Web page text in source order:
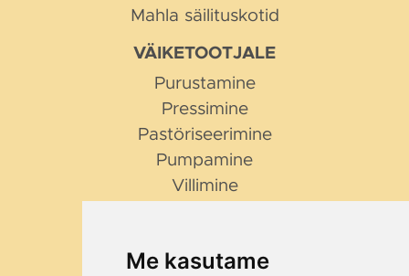
Me kasutame
Mahla säilituskotid
VÄIKETOOTJALE
Purustamine
Pressimine
Pastöriseerimine
Pumpamine
Villimine
Millist purustajat valida?